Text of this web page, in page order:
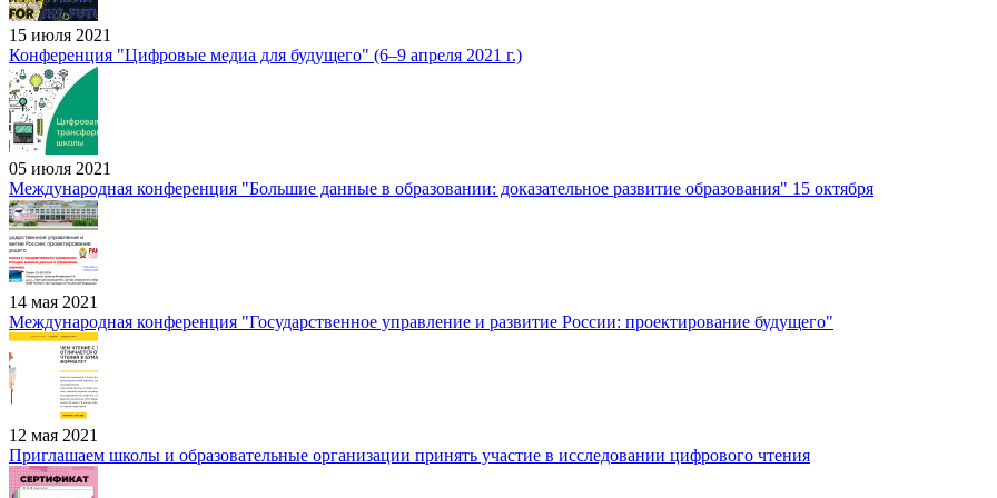
15 июля 2021
Конференция "Цифровые медиа для будущего" (6–9 апреля 2021 г.)
05 июля 2021
Международная конференция "Большие данные в образовании: доказательное развитие образования" 15 октября
14 мая 2021
Международная конференция "Государственное управление и развитие России: проектирование будущего"
12 мая 2021
Приглашаем школы и образовательные организации принять участие в исследовании цифрового чтения